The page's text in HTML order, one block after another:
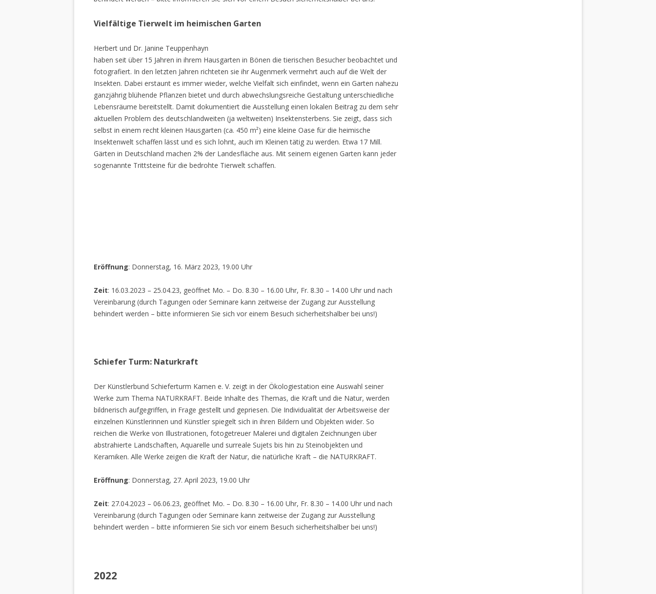
Vielfältige Tierwelt im heimischen Garten
Herbert und Dr. Janine Teuppenhayn
haben seit über 15 Jahren in ihrem Hausgarten in Bönen die tierischen Besucher beobachtet und
fotografiert. In den letzten Jahren richteten sie ihr Augenmerk vermehrt auch auf die Welt der
Insekten. Dabei erstaunt es immer wieder, welche Vielfalt sich einfindet, wenn ein Garten nahezu
ganzjährig blühende Pflanzen bietet und durch abwechslungsreiche Gestaltung unterschiedliche
Lebensräume bereitstellt. Damit dokumentiert die Ausstellung einen lokalen Beitrag zu dem sehr
aktuellen Problem des deutschlandweiten (ja weltweiten) Insektensterbens. Sie zeigt, dass sich
selbst in einem recht kleinen Hausgarten (ca. 450 m²) eine kleine Oase für die heimische
Insektenwelt schaffen lässt und es sich lohnt, auch im Kleinen tätig zu werden. Etwa 17 Mill.
Gärten in Deutschland machen 2% der Landesfläche aus. Mit seinem eigenen Garten kann jeder
sogenannte Trittsteine für die bedrohte Tierwelt schaffen.
Eröffnung: Donnerstag, 16. März 2023, 19.00 Uhr
Zeit: 16.03.2023 – 25.04.23, geöffnet Mo. – Do. 8.30 – 16.00 Uhr, Fr. 8.30 – 14.00 Uhr und nach
Vereinbarung (durch Tagungen oder Seminare kann zeitweise der Zugang zur Ausstellung
behindert werden – bitte informieren Sie sich vor einem Besuch sicherheitshalber bei uns!)
Schiefer Turm: Naturkraft
Der Künstlerbund Schieferturm Kamen e. V. zeigt in der Ökologiestation eine Auswahl seiner
Werke zum Thema NATURKRAFT. Beide Inhalte des Themas, die Kraft und die Natur, werden
bildnerisch aufgegriffen, in Frage gestellt und gepriesen. Die Individualität der Arbeitsweise der
einzelnen Künstlerinnen und Künstler spiegelt sich in ihren Bildern und Objekten wider. So
reichen die Werke von Illustrationen, fotogetreuer Malerei und digitalen Zeichnungen über
abstrahierte Landschaften, Aquarelle und surreale Sujets bis hin zu Steinobjekten und
Keramiken. Alle Werke zeigen die Kraft der Natur, die natürliche Kraft – die NATURKRAFT.
Eröffnung: Donnerstag, 27. April 2023, 19.00 Uhr
Zeit: 27.04.2023 – 06.06.23, geöffnet Mo. – Do. 8.30 – 16.00 Uhr, Fr. 8.30 – 14.00 Uhr und nach
Vereinbarung (durch Tagungen oder Seminare kann zeitweise der Zugang zur Ausstellung
behindert werden – bitte informieren Sie sich vor einem Besuch sicherheitshalber bei uns!)
2022